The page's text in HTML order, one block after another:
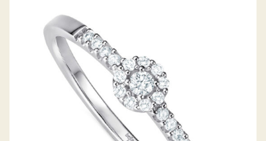
DIAMANTRING PICCOLINA